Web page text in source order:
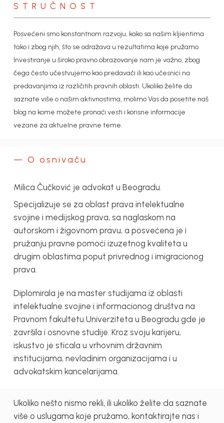
STRUČNOST
Posvećeni smo konstantnom razvoju, kako sa našim kljientima
tako i zbog njih, što se odražava u rezultatima koje pružamo.
Investiranje u široko pravno obrazovanje nam je važno, zbog
čega često učestvujemo kao predavači ili kao učesnici na
predavanjima iz različitih pravnih oblasti. Ukoliko želite da
saznate više o našim aktivnostima, molimo Vas da posetite naš
blog na kome možete pronaći vesti i korisne informacije
vezane za aktuelne pravne teme.
— O osnivaču
Milica Čučković je advokat u Beogradu.
Specijalizuje se za oblast prava intelektualne
svojine i medijskog prava, sa naglaskom na
autorskom i žigovnom pravu, a posvećena je i
pružanju pravne pomoći izuzetnog kvaliteta u
drugim oblastima poput privrednog i imigracionog
prava.
Diplomirala je na master studijama iz oblasti
intelektualne svojine i informacionog društva na
Pravnom fakultetu Univerziteta u Beogradu gde je
završila i osnovne studije. Kroz svoju karijeru,
iskustvo je sticala u vrhovnim državnim
institucijama, nevladinim organizacijama i u
advokatskim kancelarijama.
Ukoliko nešto nismo rekli, ili ukoliko želite da saznate
više o uslugama koje pružamo, kontaktirajte nas i